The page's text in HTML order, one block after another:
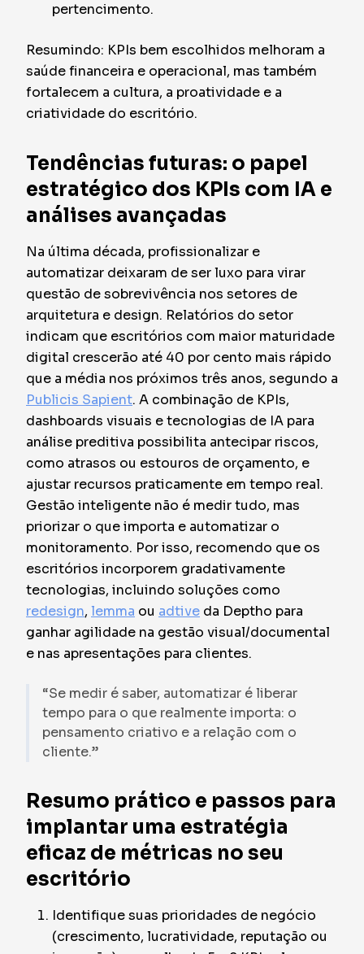
pertencimento.
Resumindo: KPIs bem escolhidos melhoram a
saúde financeira e operacional, mas também
fortalecem a cultura, a proatividade e a
criatividade do escritório.
Tendências futuras: o papel
estratégico dos KPIs com IA e
análises avançadas
Na última década, profissionalizar e
automatizar deixaram de ser luxo para virar
questão de sobrevivência nos setores de
arquitetura e design. Relatórios do setor
indicam que escritórios com maior maturidade
digital crescerão até 40 por cento mais rápido
que a média nos próximos três anos, segundo a
Publicis Sapient. A combinação de KPIs,
dashboards visuais e tecnologias de IA para
análise preditiva possibilita antecipar riscos,
como atrasos ou estouros de orçamento, e
ajustar recursos praticamente em tempo real.
Gestão inteligente não é medir tudo, mas
priorizar o que importa e automatizar o
monitoramento. Por isso, recomendo que os
escritórios incorporem gradativamente
tecnologias, incluindo soluções como
redesign, lemma ou adtive da Deptho para
ganhar agilidade na gestão visual/documental
e nas apresentações para clientes.
“Se medir é saber, automatizar é liberar
tempo para o que realmente importa: o
pensamento criativo e a relação com o
cliente.”
Resumo prático e passos para
implantar uma estratégia
eficaz de métricas no seu
escritório
Identifique suas prioridades de negócio
(crescimento, lucratividade, reputação ou